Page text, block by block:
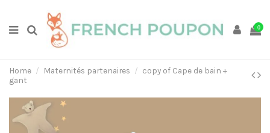
0
Home Maternités partenaires
copy of Cape de bain +
gant